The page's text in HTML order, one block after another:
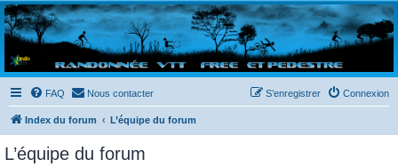
Randovttfree.fr
Bienvenue sur le site des randos vtt et pédestre de Bretagne . Bonne navigation sur le site
et bonnes randos dans l'Ouest !
FAQ Nous contacter Connexion
S’enregistrer
Index du forum L’équipe du forum
L’équipe du forum